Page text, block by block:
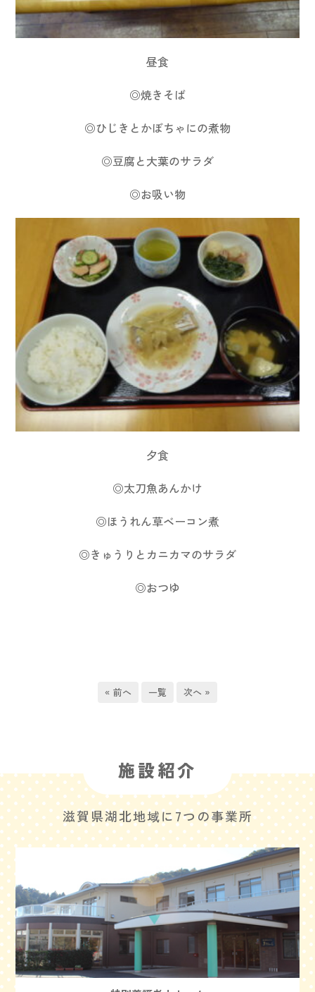
昼食
◎焼きそば
◎ひじきとかぼちゃにの煮物
◎豆腐と大葉のサラダ
◎お吸い物
夕食
◎太刀魚あんかけ
◎ほうれん草ベーコン煮
◎きゅうりとカニカマのサラダ
◎おつゆ
« 前へ 一覧 次へ »
施設紹介
滋賀県湖北地域に7つの事業所